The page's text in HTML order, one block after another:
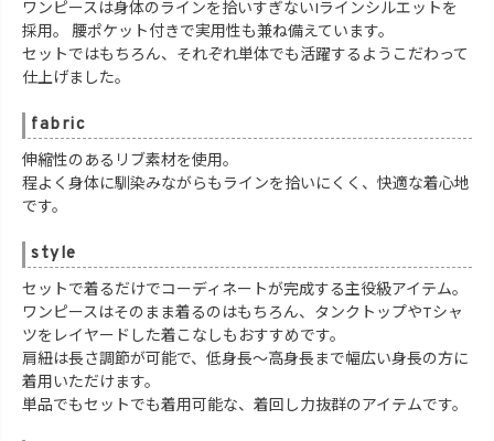
ワンピースは身体のラインを拾いすぎないIラインシルエットを
採用。 腰ポケット付きで実用性も兼ね備えています。
セットではもちろん、それぞれ単体でも活躍するようこだわって
仕上げました。
fabric
伸縮性のあるリブ素材を使用。
程よく身体に馴染みながらもラインを拾いにくく、快適な着心地
です。
style
セットで着るだけでコーディネートが完成する主役級アイテム。
ワンピースはそのまま着るのはもちろん、タンクトップやTシャ
ツをレイヤードした着こなしもおすすめです。
肩紐は長さ調節が可能で、低身長～高身長まで幅広い身長の方に
着用いただけます。
単品でもセットでも着用可能な、着回し力抜群のアイテムです。